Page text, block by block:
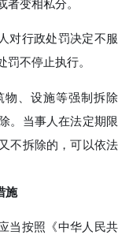
者变相私分。
对行政处罚决定不服
不停止执行。
物、设施等强制拆除
。当事人在法定期限
不拆除的，可以依法
施
当按照《中华人民共